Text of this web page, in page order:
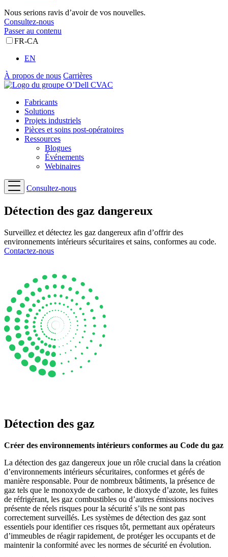
Nous serions ravis d’avoir de vos nouvelles.
Consultez-nous
Passer au contenu
FR-CA
EN
À propos de nous Carrières
Fabricants
Solutions
Projets industriels
Pièces et soins post-opératoires
Ressources
Blogues
Événements
Webinaires
Consultez-nous
Détection des gaz dangereux
Surveillez et détectez les gaz dangereux afin d’offrir des
environnements intérieurs sécuritaires et sains, conformes au code.
Contactez-nous
Détection des gaz
Créer des environnements intérieurs conformes au Code du gaz
La détection des gaz dangereux joue un rôle crucial dans la création
d’environnements intérieurs sécuritaires, conformes et gérés de
manière responsable. Pour de nombreux bâtiments, la présence de
gaz tels que le monoxyde de carbone, le dioxyde d’azote, les fuites
de réfrigérant, les gaz combustibles ou d’autres émissions nocives
présente de réels risques pour la sécurité s’ils ne sont pas
correctement surveillés. Les systèmes de détection des gaz sont
essentiels pour identifier ces risques tôt, permettant aux opérateurs
d’immeubles de réagir rapidement, de protéger les occupants et de
maintenir la conformité avec les normes de sécurité en évolution.